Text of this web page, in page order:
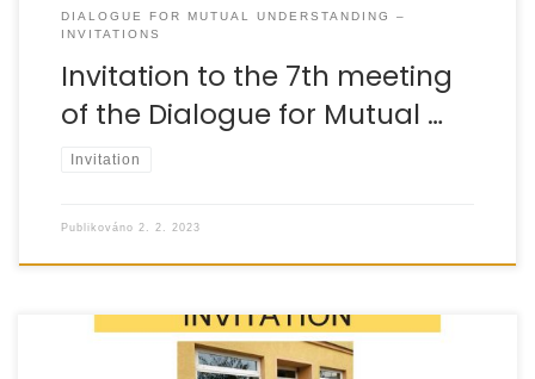
DIALOGUE FOR MUTUAL UNDERSTANDING –
INVITATIONS
Invitation to the 7th meeting
of the Dialogue for Mutual …
Invitation
Publikováno 2. 2. 2023